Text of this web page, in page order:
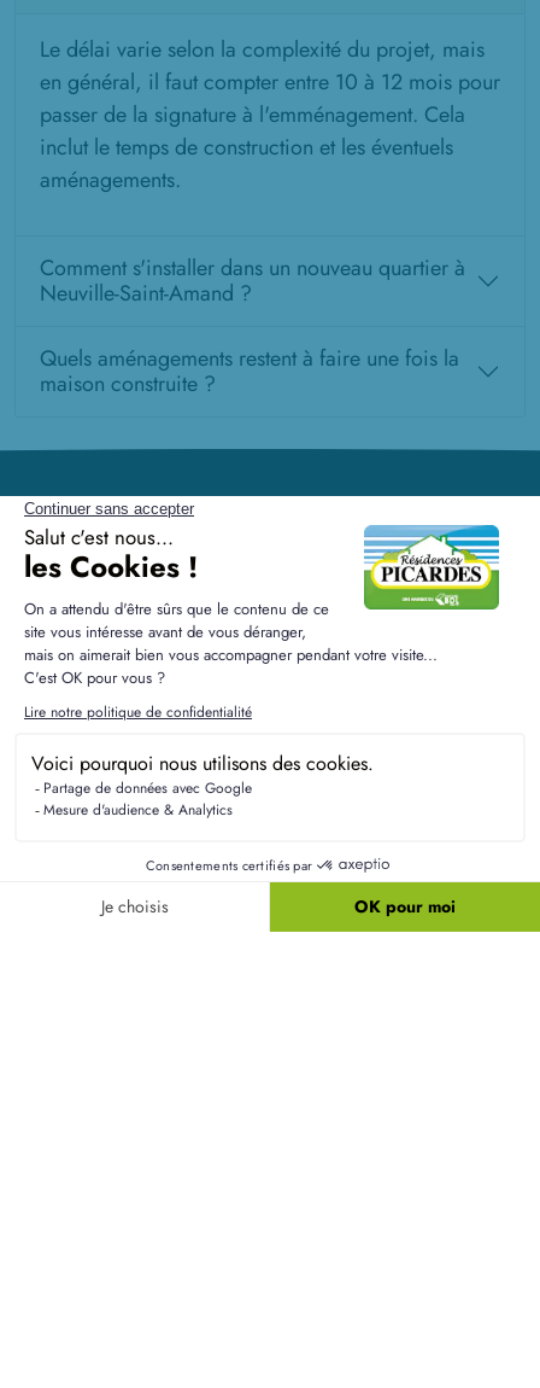
Le délai varie selon la complexité du projet, mais
en général, il faut compter entre 10 à 12 mois pour
passer de la signature à l'emménagement. Cela
inclut le temps de construction et les éventuels
aménagements.
Comment s'installer dans un nouveau quartier à
Neuville-Saint-Amand ?
Quels aménagements restent à faire une fois la
maison construite ?
Résidences Picardes est le 1er constructeur régional de
Liens utiles
Nos terrains
Nos maisons + terrains